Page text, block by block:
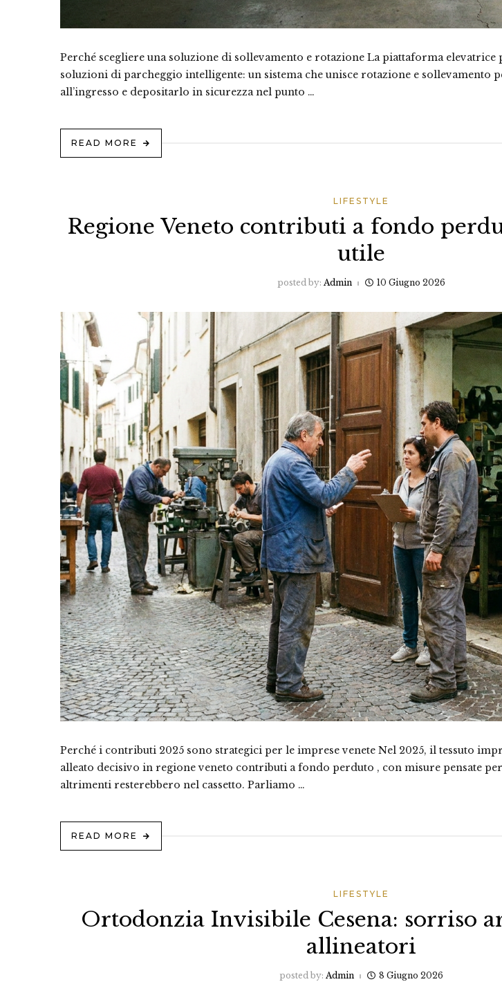
Perché scegliere una soluzione di sollevamento e rotazione La piattaforma elevatrice
soluzioni di parcheggio intelligente: un sistema che unisce rotazione e sollevamento
all’ingresso e depositarlo in sicurezza nel punto …
READ MORE
LIFESTYLE
Regione Veneto contributi a fondo
utile
posted by: Admin 10 Giugno 2026
Perché i contributi 2025 sono strategici per le imprese venete Nel 2025, il tessuto
alleato decisivo in regione veneto contributi a fondo perduto , con misure pensate
altrimenti resterebbero nel cassetto. Parliamo …
READ MORE
LIFESTYLE
Ortodonzia Invisibile Cesena: sorriso
allineatori
posted by: Admin 8 Giugno 2026